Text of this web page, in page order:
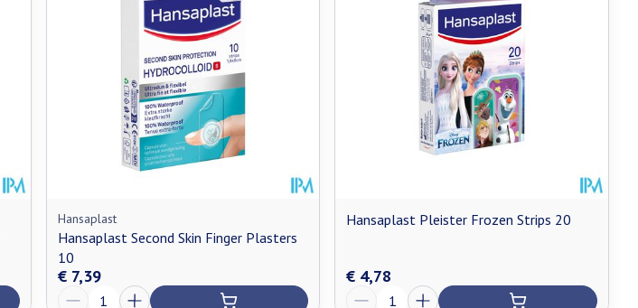
Hansaplast
Hansaplast Second Skin Finger Plasters
10
€ 7,39
Aantal
Hansaplast Pleister Frozen Strips 20
€ 4,78
Aantal